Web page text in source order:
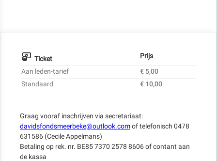
Ticket
Prijs
Aan leden-tarief
€ 5,00
Standaard
€ 10,00
Graag vooraf inschrijven via secretariaat:
davidsfondsmeerbeke@outlook.comof telefonisch 0478
631586 (Cecile Appelmans)
Betaling op rek. nr. BE85 7370 2578 8606 of contant aan
de kassa